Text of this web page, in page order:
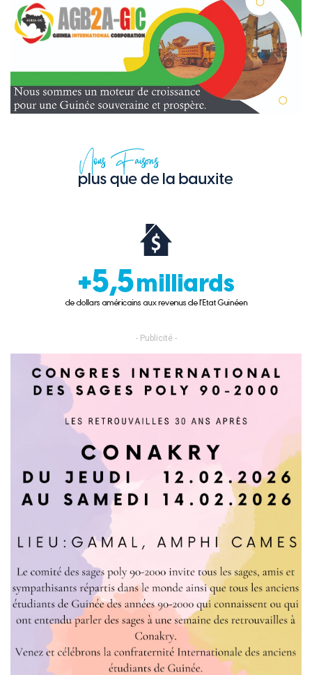
- Publicité -